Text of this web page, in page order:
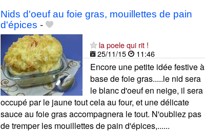
Nids d'oeuf au foie gras, mouillettes de pain
d'épices -
la poele qui rit !
25/11/15
11:46
Encore une petite idée festive à
base de foie gras.....le nid sera
le blanc d'oeuf en neige, il sera
occupé par le jaune tout cela au four, et une délicate
sauce au foie gras accompagnera le tout. N'oubliez pas
de tremper les mouillettes de pain d'épices,......